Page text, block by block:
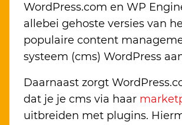
WordPress.com en WP
allebei gehoste versies van
populaire content
systeem (cms) WordPress
Daarnaast zorgt
dat je je cms via haar
uitbreiden met plugins.